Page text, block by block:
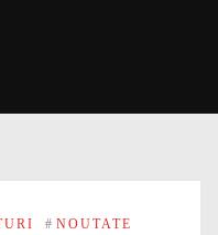
# NOUTATE